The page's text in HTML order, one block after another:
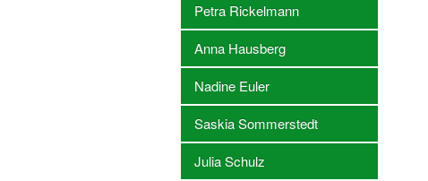
Petra Rickelmann
Anna Hausberg
Nadine Euler
Saskia Sommerstedt
Julia Schulz